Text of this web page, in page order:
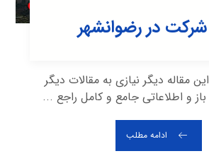
در رضوانشهر
مقاله دیگر نیازی به مقالات دیگر
و اطلاعاتی جامع و کامل راجع ...
ادامه مطلب